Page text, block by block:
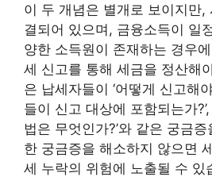
이 두 개념은 별개로 보이지만,
결되어 있으며, 금융소득이 일
양한 소득원이 존재하는 경우
세 신고를 통해 세금을 정산해
은 납세자들이 ‘어떻게 신고해
들이 신고 대상에 포함되는가
법은 무엇인가?’와 같은 궁금
한 궁금증을 해소하지 않으면
세 누락의 위험에 노출될 수 있